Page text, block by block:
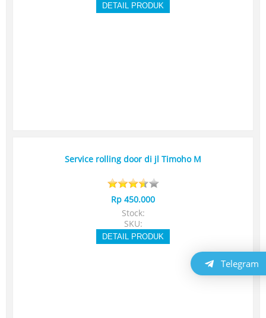
DETAIL PRODUK
Service rolling door di jl Timoho M
Rp 450.000
Stock:
SKU:
DETAIL PRODUK
Telegram